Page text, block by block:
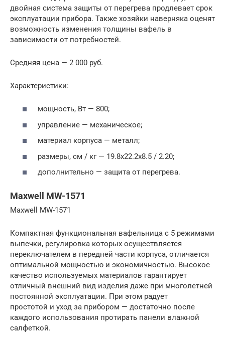
двойная система защиты от перегрева продлевает срок
эксплуатации прибора. Также хозяйки наверняка оценят
возможность изменения толщины вафель в
зависимости от потребностей.
Средняя цена — 2 000 руб.
Характеристики:
мощность, Вт — 800;
управление — механическое;
материал корпуса — металл;
размеры, см / кг — 19.8х22.2х8.5 / 2.20;
дополнительно — защита от перегрева.
Maxwell MW-1571
Maxwell MW-1571
Компактная функциональная вафельница с 5 режимами
выпечки, регулировка которых осуществляется
переключателем в передней части корпуса, отличается
оптимальной мощностью и экономичностью. Высокое
качество используемых материалов гарантирует
отличный внешний вид изделия даже при многолетней
постоянной эксплуатации. При этом радует
простотой и уход за прибором — достаточно после
каждого использования протирать панели влажной
салфеткой.